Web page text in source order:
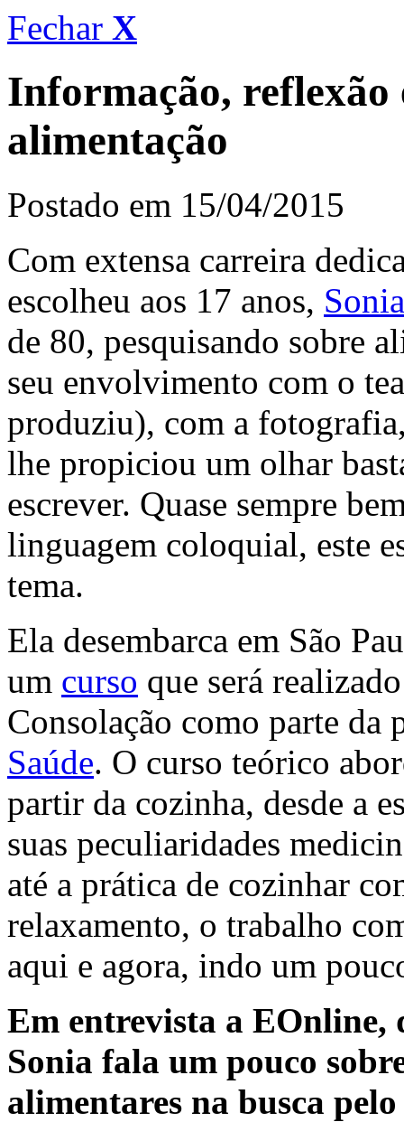
Fechar X
Informação, reflexão
alimentação
Postado em 15/04/2015
Com extensa carreira
escolheu aos 17 anos,
de 80, pesquisando sobre
seu envolvimento com o
produziu), com a
lhe propiciou um olhar
escrever. Quase sempre
linguagem coloquial, este
tema.
Ela desembarca em São
um curso que será
Consolação como parte da
Saúde. O curso teórico
partir da cozinha, desde a
suas peculiaridades
até a prática de cozinhar
relaxamento, o trabalho
aqui e agora, indo um
Em entrevista a EOnline,
Sonia fala um pouco
alimentares na busca